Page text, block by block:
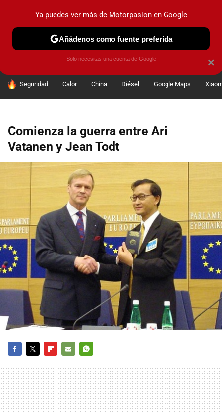
PRUEBAS COCHES ELÉCTRICOS OBSERVATORIO
HOY SE HABLA DE
Seguridad Calor China Diésel Google Maps
Comienza la guerra entre Ari
Vatanen y Jean Todt
MAIL
×
Ya puedes ver más de Motorpasion en Google
Añádenos como fuente preferida
Solo necesitas una cuenta de Google